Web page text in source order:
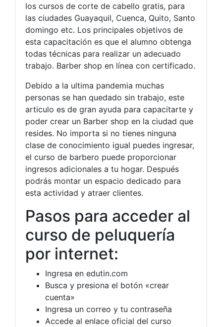
los cursos de corte de cabello gratis, para
las ciudades Guayaquil, Cuenca, Quito, Santo
domingo etc. Los principales objetivos de
esta capacitación es que el alumno obtenga
todas técnicas para realizar un adecuado
trabajo. Barber shop en línea con certificado.
Debido a la ultima pandemia muchas
personas se han quedado sin trabajo, este
articulo es de gran ayuda para capacitarte y
poder crear un Barber shop en la ciudad que
resides. No importa si no tienes ninguna
clase de conocimiento igual puedes ingresar,
el curso de barbero puede proporcionar
ingresos adicionales a tu hogar. Después
podrás montar un espacio dedicado para
esta actividad y atraer clientes.
Pasos para acceder al
curso de peluquería
por internet:
Ingresa en edutin.com
Busca y presiona el botón «crear
cuenta»
Ingresa un correo y tu contraseña
Accede al enlace oficial del curso